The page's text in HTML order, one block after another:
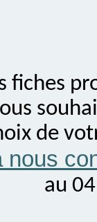
fiches
de
nous
au